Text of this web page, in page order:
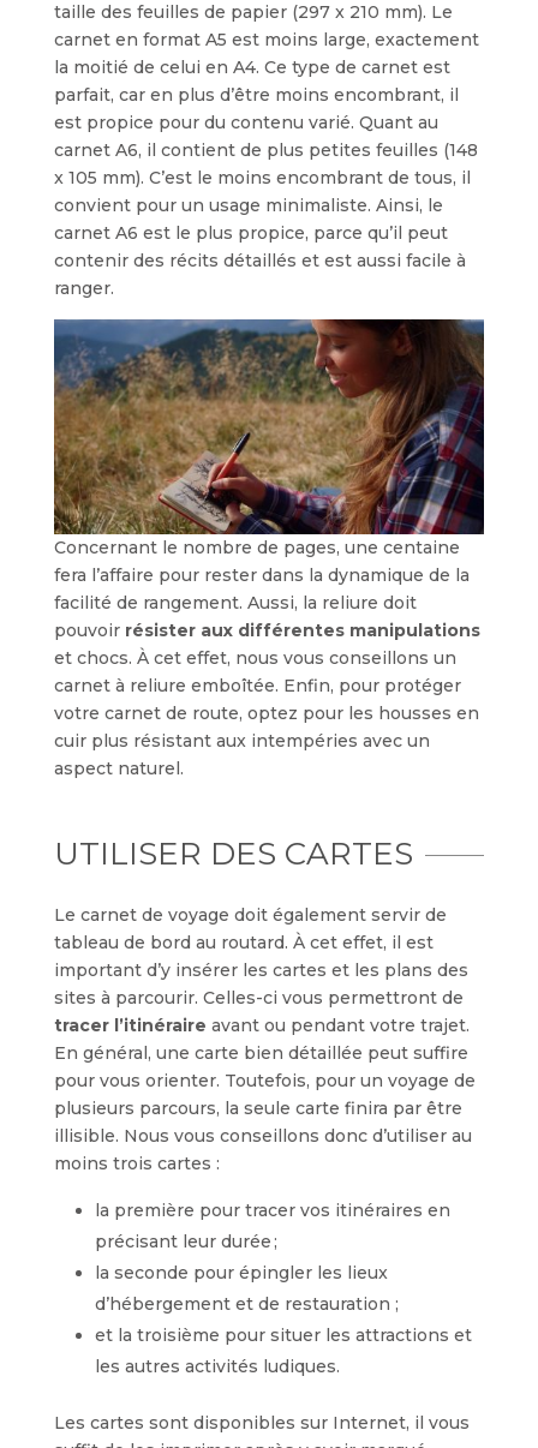
taille des feuilles de papier (297 x 210 mm). Le
carnet en format A5 est moins large, exactement
la moitié de celui en A4. Ce type de carnet est
parfait, car en plus d’être moins encombrant, il
est propice pour du contenu varié. Quant au
carnet A6, il contient de plus petites feuilles (148
x 105 mm). C’est le moins encombrant de tous, il
convient pour un usage minimaliste. Ainsi, le
carnet A6 est le plus propice, parce qu’il peut
contenir des récits détaillés et est aussi facile à
ranger.
Concernant le nombre de pages, une centaine
fera l’affaire pour rester dans la dynamique de la
facilité de rangement. Aussi, la reliure doit
pouvoir résister aux différentes manipulations
et chocs. À cet effet, nous vous conseillons un
carnet à reliure emboîtée. Enfin, pour protéger
votre carnet de route, optez pour les housses en
cuir plus résistant aux intempéries avec un
aspect naturel.
UTILISER DES CARTES
Le carnet de voyage doit également servir de
tableau de bord au routard. À cet effet, il est
important d’y insérer les cartes et les plans des
sites à parcourir. Celles-ci vous permettront de
tracer l’itinéraire avant ou pendant votre trajet.
En général, une carte bien détaillée peut suffire
pour vous orienter. Toutefois, pour un voyage de
plusieurs parcours, la seule carte finira par être
illisible. Nous vous conseillons donc d’utiliser au
moins trois cartes :
la première pour tracer vos itinéraires en
précisant leur durée ;
la seconde pour épingler les lieux
d’hébergement et de restauration ;
et la troisième pour situer les attractions et
les autres activités ludiques.
Les cartes sont disponibles sur Internet, il vous